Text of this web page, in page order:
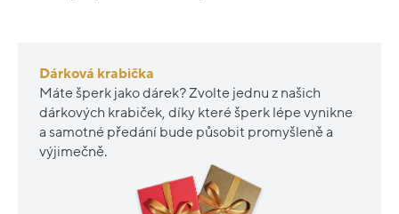
Dárková krabička
Máte šperk jako dárek? Zvolte jednu z našich
dárkových krabiček, díky které šperk lépe vynikne
a samotné předání bude působit promyšleně a
výjimečně.